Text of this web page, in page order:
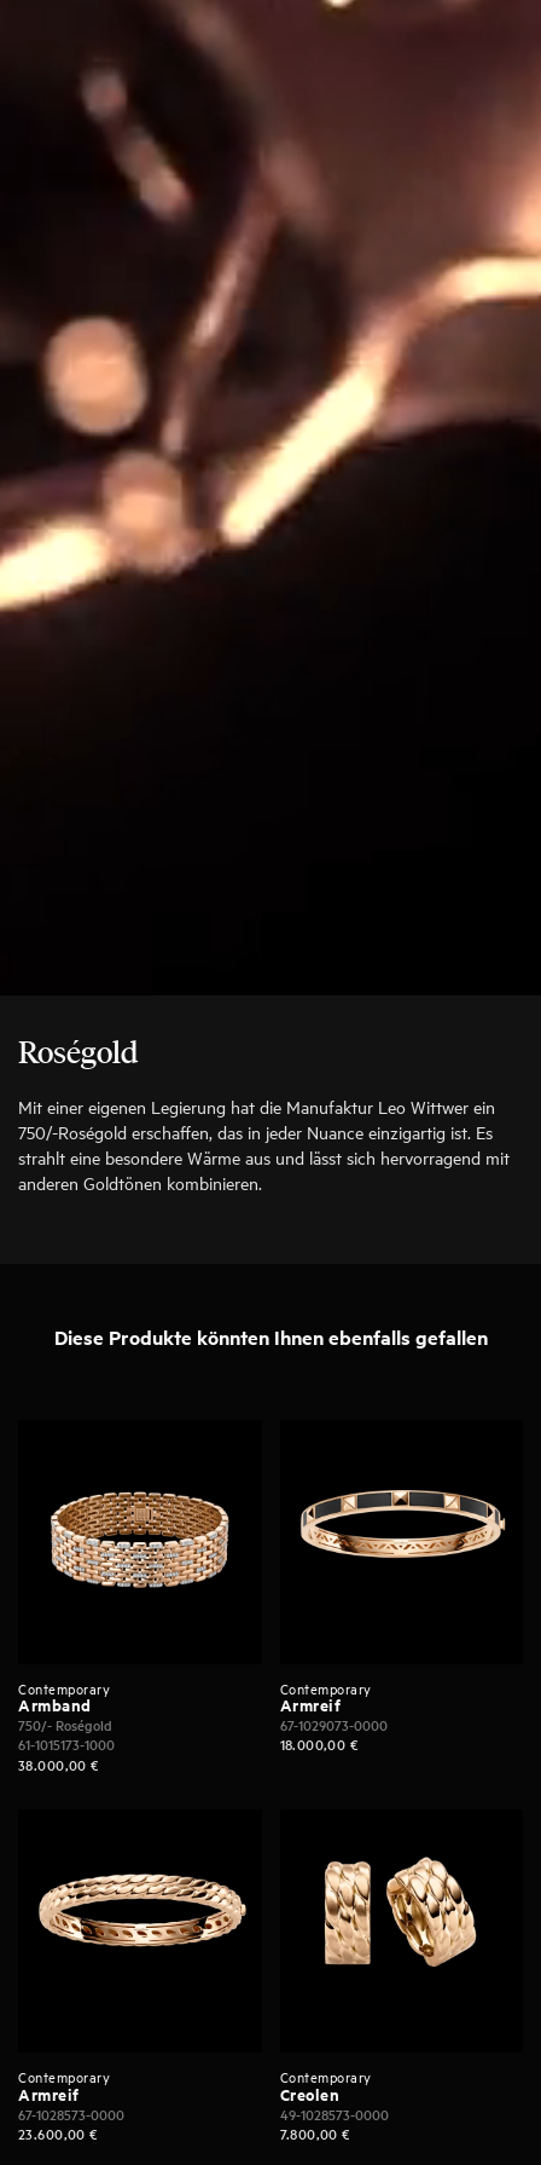
Roségold
Mit einer eigenen Legierung hat die Manufaktur Leo Wittwer ein
750/-Roségold erschaffen, das in jeder Nuance einzigartig ist. Es
strahlt eine besondere Wärme aus und lässt sich hervorragend mit
anderen Goldtönen kombinieren.
Diese Produkte könnten Ihnen ebenfalls gefallen
Contemporary
Armband
750/- Roségold
61-1015173-1000
38.000,00€
Contemporary
Armreif
67-1029073-0000
18.000,00 €
Contemporary
Armreif
67-1028573-0000
23.600,00€
Contemporary
Creolen
49-1028573-0000
7.800,00€